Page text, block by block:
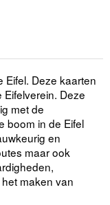
Deze kaarten
Deze
met de
boom in de Eifel
en
maar ook
maken van